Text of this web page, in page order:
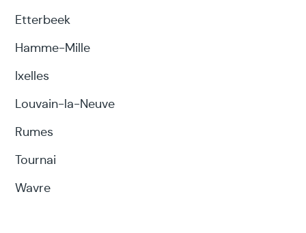
Etterbeek
Hamme-Mille
Ixelles
Louvain-la-Neuve
Rumes
Tournai
Wavre